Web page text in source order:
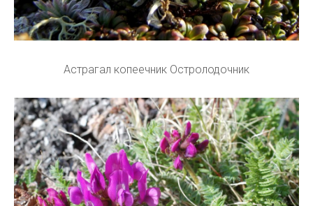
Астрагал копеечник Остролодочник